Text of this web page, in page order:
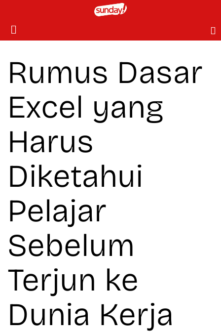
Rumus Dasar
Excel yang
Harus
Diketahui
Pelajar
Sebelum
Terjun ke
Dunia Kerja